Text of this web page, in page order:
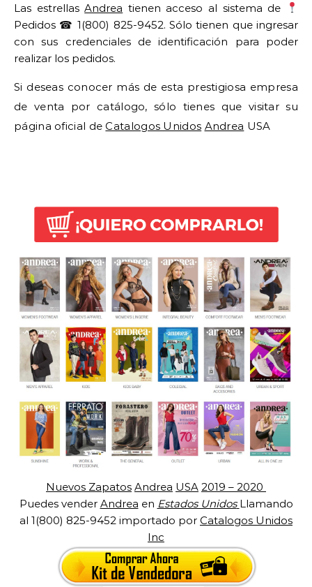
Las estrellasAndrea tienen acceso al sistema de
Pedidos ☎ 1(800) 825-9452. Sólo tienen que ingresar
con sus credenciales de identificación para poder
realizar los pedidos.
Si deseas conocer más de esta prestigiosa empresa
de venta por catálogo, sólo tienes que visitar su
página oficial deCatalogos Unidos Andrea USA
Nuevos Zapatos Andrea USA 2019 – 2020
Puedes vender Andrea en Estados Unidos Llamando
al 1(800) 825-9452 importado por Catalogos Unidos
Inc